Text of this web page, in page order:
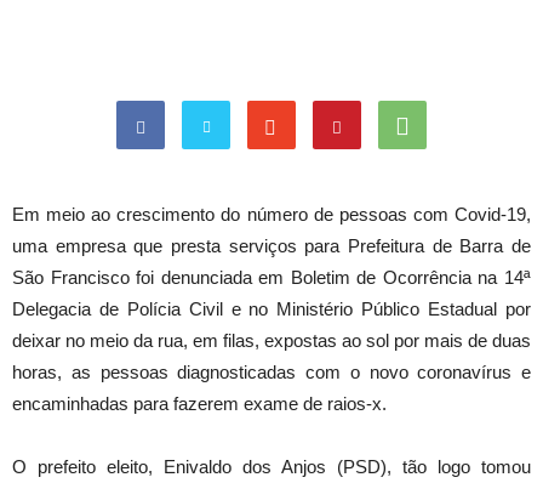
Em meio ao crescimento do número de pessoas com Covid-19,
uma empresa que presta serviços para Prefeitura de Barra de
São Francisco foi denunciada em Boletim de Ocorrência na 14ª
Delegacia de Polícia Civil e no Ministério Público Estadual por
deixar no meio da rua, em filas, expostas ao sol por mais de duas
horas, as pessoas diagnosticadas com o novo coronavírus e
encaminhadas para fazerem exame de raios-x.
O prefeito eleito, Enivaldo dos Anjos (PSD), tão logo tomou